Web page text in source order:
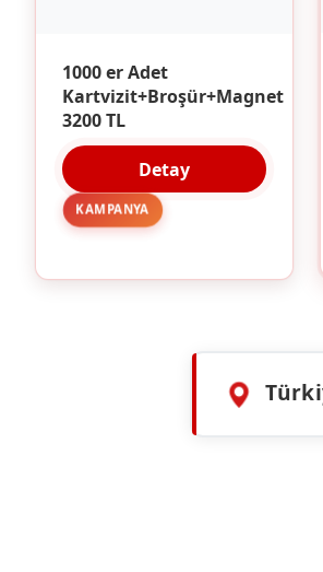
1000 er Adet
Kartvizit+Broşür+Magnet
3200 TL
Detay
KAMPANYA